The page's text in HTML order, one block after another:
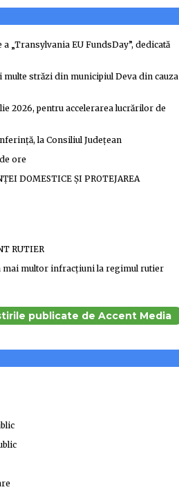
„Transylvania EU FundsDay”, dedicată
străzi din municipiul Deva din cauza
2026, pentru accelerarea lucrărilor de
la Consiliul Judeţean
ore
DOMESTICE ȘI PROTEJAREA
RUTIER
mai multor infracțiuni la regimul rutier
publicate de Accent Media